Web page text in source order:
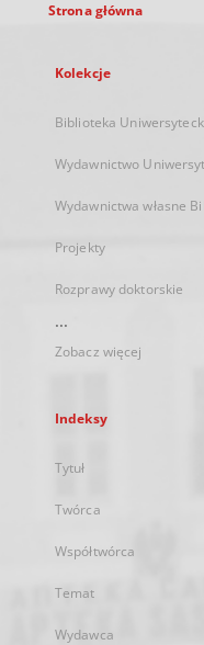
Strona główna
Kolekcje
Biblioteka
Wydawnictwo
Wydawnictwa własne
Projekty
Rozprawy doktorskie
...
Zobacz więcej
Indeksy
Tytuł
Twórca
Współtwórca
Temat
Wydawca